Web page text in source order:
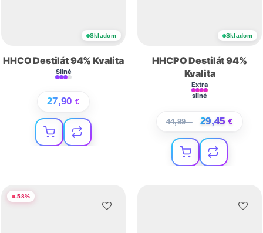
Skladom
HHCO Destilát 94% Kvalita
Silné
27,90 €
Skladom
HHCPO Destilát 94%
Kvalita
Extra
silné
44,99€ 29,45 €
-58%